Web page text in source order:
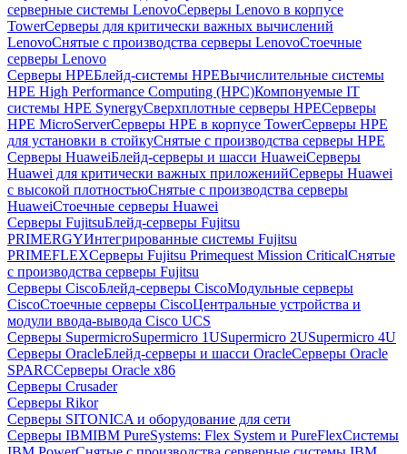
серверные системы LenovoСерверы Lenovo в корпусе
TowerСерверы для критически важных вычислений
LenovoСнятые с производства серверы LenovoСтоечные
серверы Lenovo
Серверы HPEБлейд-системы HPEВычислительные системы
HPE High Performance Computing (HPC)Компонуемые IT
системы HPE SynergyСверхплотные серверы HPEСерверы
HPE MicroServerСерверы HPE в корпусе TowerСерверы HPE
для установки в стойкуСнятые с производства серверы HPE
Серверы HuaweiБлейд-серверы и шасси HuaweiСерверы
Huawei для критически важных приложенийСерверы Huawei
с высокой плотностьюСнятые с производства серверы
HuaweiСтоечные серверы Huawei
Серверы FujitsuБлейд-серверы Fujitsu
PRIMERGYИнтегрированные системы Fujitsu
PRIMEFLEXСерверы Fujitsu Primequest Mission CriticalСнятые
с производства серверы Fujitsu
Серверы CiscoБлейд-серверы CiscoМодульные серверы
CiscoСтоечные серверы CiscoЦентральные устройства и
модули ввода-вывода Cisco UCS
Серверы SupermicroSupermicro 1USupermicro 2USupermicro 4U
Серверы OracleБлейд-серверы и шасси OracleСерверы Oracle
SPARCСерверы Oracle x86
Серверы Crusader
Серверы Rikor
Серверы SITONICA и оборудование для сети
Серверы IBMIBM PureSystems: Flex System и PureFlexСистемы